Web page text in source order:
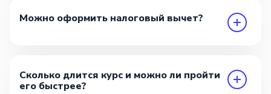
Можно оформить налоговый вычет?
Сколько длится курс и можно ли пройти
его быстрее?